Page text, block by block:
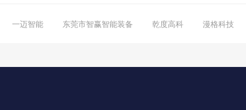
一迈智能 东莞市智赢智能装备 乾度高科 漫格科技